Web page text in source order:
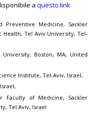
aquesto link
Preventive Medicine, Sackler
Health, Tel Aviv University, Tel-
Boston, MA, United
Institute, Tel-Aviv, Israel,
Faculty of Medicine, Sackler
Tel Aviv, Israel